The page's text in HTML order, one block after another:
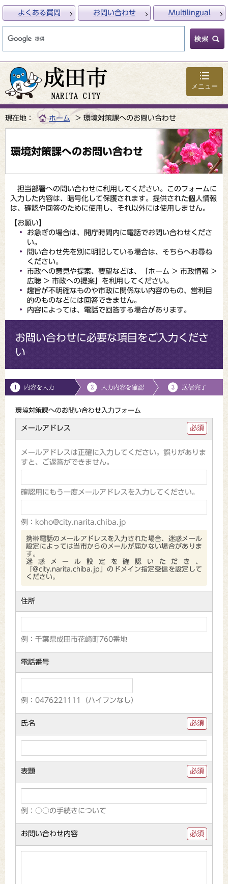
メニュー
よくある質問 お問い合わせ Multilingual
現在地： ホーム 環境対策課へのお問い合わせ
環境対策課へのお問い合わせ
担当部署への問い合わせに利用してください。このフォームに
入力した内容は、暗号化して保護されます。提供された個人情報
は、確認や回答のために使用し、それ以外には使用しません。
【お願い】
お急ぎの場合は、開庁時間内に電話でお問い合わせくださ
い。
問い合わせ先を別に明記している場合は、そちらへお尋ね
ください。
市政への意見や提案、要望などは、「ホーム > 市政情報 >
広聴 > 市政への提案」を利用してください。
趣旨が不明確なものや市政に関係ない内容のもの、営利目
的のものなどには回答できません。
内容によっては、電話で回答する場合があります。
お問い合わせに必要な項目をご入力くださ
い
環境対策課へのお問い合わせ入力フォーム
メールアドレス 必須
メールアドレスは正確に入力してください。誤りがありま
すと、ご返答ができません。
確認用にもう一度メールアドレスを入力してください。
例：koho@city.narita.chiba.jp
携帯電話のメールアドレスを入力された場合、迷惑メール
設定によっては当市からのメールが届かない場合がありま
す。
迷惑メール設定を確認いただき、
「@city.narita.chiba.jp」のドメイン指定受信を設定して
ください。
住所
例：千葉県成田市花崎町760番地
電話番号
例：0476221111（ハイフンなし）
氏名 必須
表題 必須
例：○○の手続きについて
お問い合わせ内容 必須